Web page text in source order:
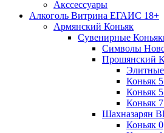
Акссессуары
Алкоголь Витрина ЕГАИС 18+
Армянский Коньяк
Сувенирные
Символы
Прошянский
Элитные
Коньяк
Коньяк
Коньяк
Шахназарян
Коньяк